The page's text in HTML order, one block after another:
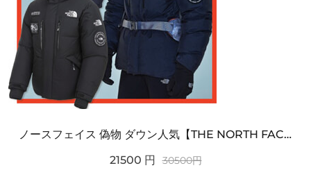
ノースフェイス 偽物 ダウン人気【THE NORTH FACE】M'S 7 SUMMIT HIM...
21500 円 30500円